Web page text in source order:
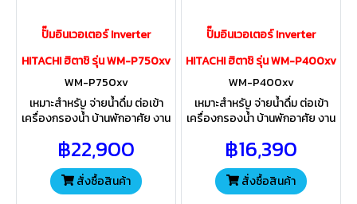
ปั๊มอินเวอเตอร์ Inverter
HITACHI ฮิตาชิ รุ่น WM-P750xv
WM-P750xv
เหมาะสำหรับ จ่ายน้ำดื่ม ต่อเข้า
เครื่องกรองน้้ำ บ้านพักอาศัย งาน
จังหวะเปิด-ปิดก๊อกน้ำ พร้อม
เคลือบป้องกันสนิมถึง 3 ชั้น
฿22,900
สั่งซื้อสินค้า
ปั๊มอินเวอเตอร์ Inverter
HITACHI ฮิตาชิ รุ่น WM-P400xv
WM-P400xv
เหมาะสำหรับ จ่ายน้ำดื่ม ต่อเข้า
เครื่องกรองน้้ำ บ้านพักอาศัย งาน
จังหวะเปิด-ปิดก๊อกน้ำ พร้อม
เคลือบป้องกันสนิมถึง 3 ชั้น
฿16,390
สั่งซื้อสินค้า